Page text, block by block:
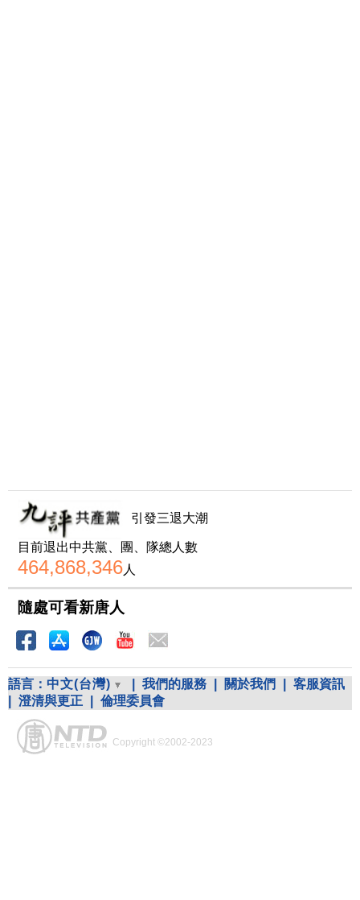
引發三退大潮
目前退出中共黨、團、隊總人數
464,868,346人
隨處可看新唐人
語言： 中文(台灣) 我們的服務 關於我們
客服資訊
澄清與更正 倫理委員會
Copyright ©2002-2023